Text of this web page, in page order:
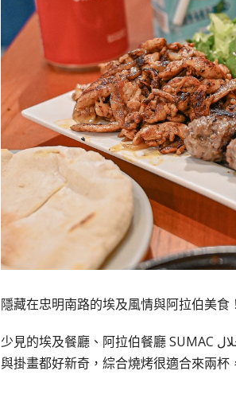
隱藏在忠明南路的埃及風情與阿拉伯美
少見的埃及餐廳、阿拉伯餐廳 SUMAC حلال正宗埃及阿拉伯美食帥哥老闆是埃及人，店內充滿埃及圖騰
與掛畫都好新奇，綜合燒烤很適合來兩